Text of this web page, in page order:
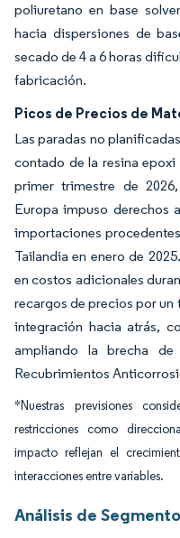
poliuretano en base
hacia dispersiones de
secado de 4 a 6 horas
fabricación.
Picos de Precios de
Las paradas no
contado de la resina epoxi
primer trimestre de
Europa impuso derechos
importaciones
Tailandia en enero de
en costos adicionales
recargos de precios por un
integración hacia atrás,
ampliando la brecha
Recubrimientos
*Nuestras previsiones
restricciones como
impacto reflejan el
interacciones entre variables.
Análisis de